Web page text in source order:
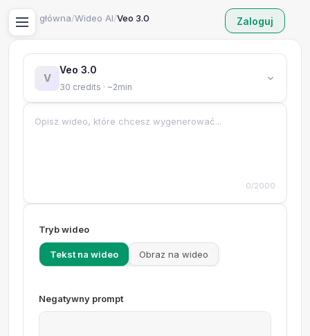
Strona główna/Wideo AI/Veo 3.0
V
Veo 3.0
30 credits · ~2min
0/2000
Tryb wideo
Tekst na wideo Obraz na wideo
Negatywny prompt
Zaloguj